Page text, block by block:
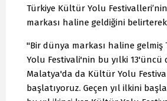
Türkiye Kültür Yolu
markası haline geldiğini
"Bir dünya markası haline gelmiş
Yolu Festivali'nin bu yılki 13'üncü
Malatya'da da Kültür Yolu
başlatıyoruz. Geçen yıl ilkini